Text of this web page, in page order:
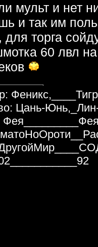
мульт и нет
и так им
для торга
60 лвл
Феникс,____Тигр
Цань-